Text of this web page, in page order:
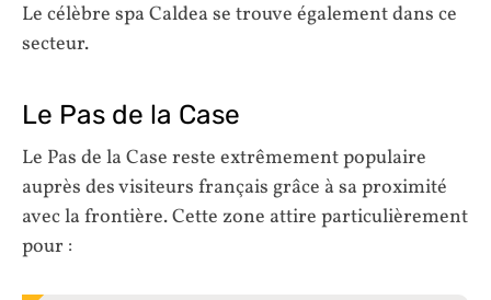
Le célèbre spa Caldea se trouve également dans ce
secteur.
Le Pas de la Case
Le Pas de la Case reste extrêmement populaire
auprès des visiteurs français grâce à sa proximité
avec la frontière. Cette zone attire particulièrement
pour :